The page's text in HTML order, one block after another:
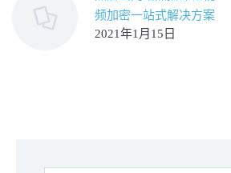
频加密一站式解决方案
2021年1月15日